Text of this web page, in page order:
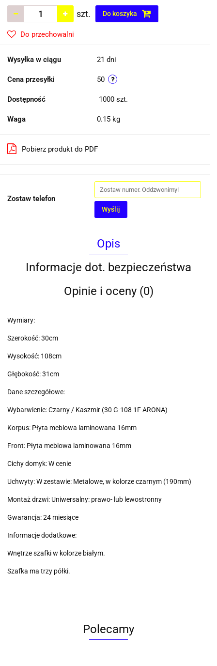
szt. Do koszyka
Do przechowalni
Wysyłka w ciągu 21 dni
Cena przesyłki 50
Dostępność 1000 szt.
Waga 0.15 kg
Pobierz produkt do PDF
Zostaw telefon
Wyślij
Opis
Informacje dot. bezpieczeństwa
Opinie i oceny (0)
Wymiary:
Szerokość: 30cm
Wysokość: 108cm
Głębokość: 31cm
Dane szczegółowe:
Wybarwienie: Czarny / Kaszmir (30 G-108 1F ARONA)
Korpus: Płyta meblowa laminowana 16mm
Front: Płyta meblowa laminowana 16mm
Cichy domyk: W cenie
Uchwyty: W zestawie: Metalowe, w kolorze czarnym (190mm)
Montaż drzwi: Uniwersalny: prawo- lub lewostronny
Gwarancja: 24 miesiące
Informacje dodatkowe:
Wnętrze szafki w kolorze białym.
Szafka ma trzy półki.
Polecamy